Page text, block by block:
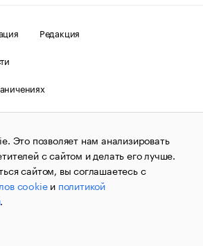
Редакция
О соблюдении авторских прав
1995–2026.Сообщения
агентства «РБК»
службой по надзору в сфере
технологий и массовых
09.12.2015 за номером ИА
пометкой «РБК». Отдельные
информацию,
пользователей
Это позволяет нам анализировать
с сайтом и делать его лучше.
сайтом, вы соглашаетесь с
cookieи политикой
.